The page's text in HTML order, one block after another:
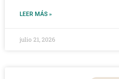
LEER MÁS »
julio 21, 2026